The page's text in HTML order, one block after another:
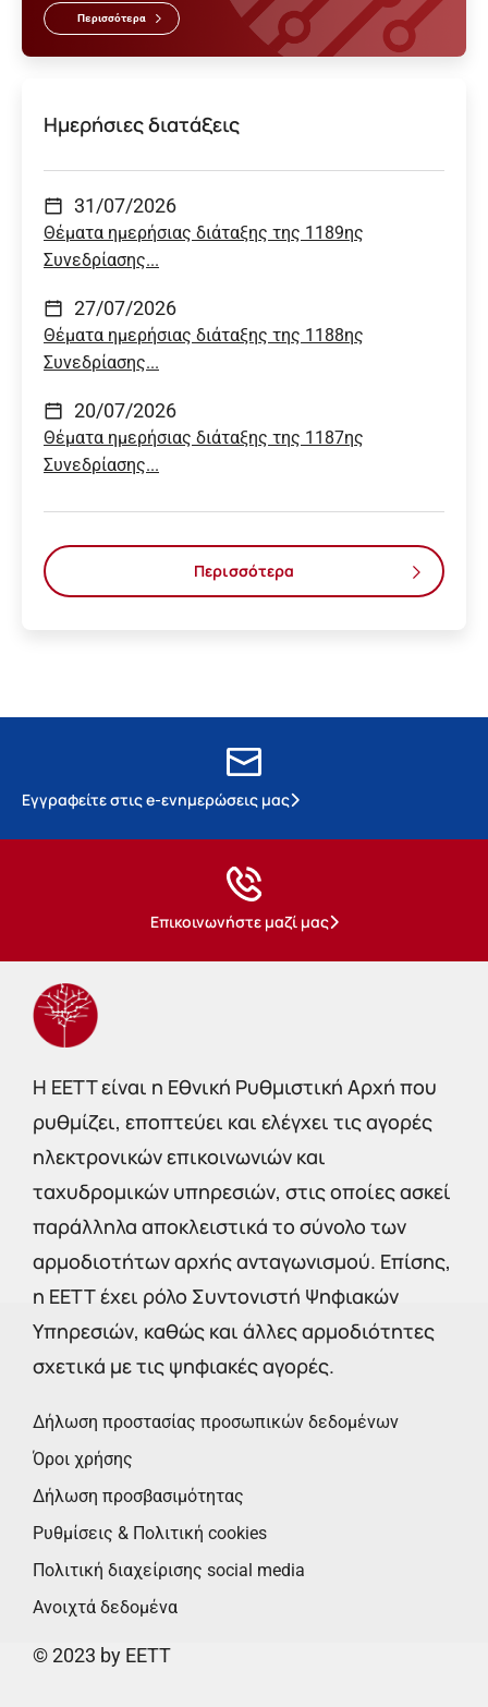
Περισσότερα
Ημερήσιες διατάξεις
31/07/2026
Θέματα ημερήσιας διάταξης της 1189ης
Συνεδρίασης...
27/07/2026
Θέματα ημερήσιας διάταξης της 1188ης
Συνεδρίασης...
20/07/2026
Θέματα ημερήσιας διάταξης της 1187ης
Συνεδρίασης...
Περισσότερα
Εγγραφείτε στις e-ενημερώσεις μας
Επικοινωνήστε μαζί μας
Η EETT είναι η Εθνική Ρυθμιστική Αρχή που
ρυθμίζει, εποπτεύει και ελέγχει τις αγορές
ηλεκτρονικών επικοινωνιών και
ταχυδρομικών υπηρεσιών, στις οποίες ασκεί
παράλληλα αποκλειστικά το σύνολο των
αρμοδιοτήτων αρχής ανταγωνισμού. Επίσης,
η ΕΕΤΤ έχει ρόλο Συντονιστή Ψηφιακών
Υπηρεσιών, καθώς και άλλες αρμοδιότητες
σχετικά με τις ψηφιακές αγορές.
Δήλωση προστασίας προσωπικών δεδομένων
Όροι χρήσης
Δήλωση προσβασιμότητας
Ρυθμίσεις & Πολιτική cookies
Πολιτική διαχείρισης social media
Ανοιχτά δεδομένα
© 2023 by EETT